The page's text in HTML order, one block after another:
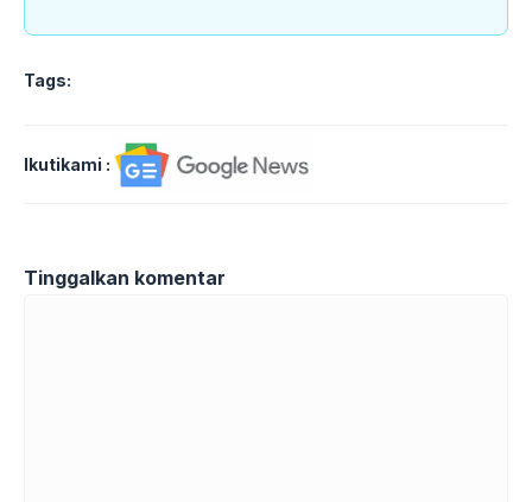
Tags:
Ikutikami :
Tinggalkan komentar